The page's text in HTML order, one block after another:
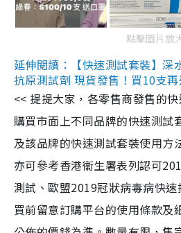
點擊圖片放
延伸閱讀：【快速測試套裝】深
抗原測試劑 現貨發售！買10支
<< 提提大家，各零售商發售的
購買市面上不同品牌的快速測試
及該品牌的快速測試套裝使用方
亦可參考香港衞生署表列認可
測試、歐盟2019冠狀病毒病快
買前留意訂購平台的使用條款及